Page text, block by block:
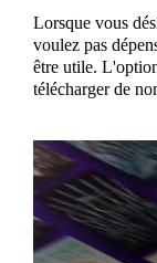
Lorsque vous
voulez pas
être utile.
télécharger de